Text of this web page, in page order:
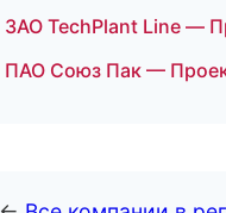
ЗАО TechPlant Line —
ПАО Союз Пак —